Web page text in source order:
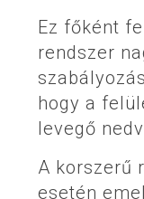
Ez főként
rendszer
hogy a
levegő
A korszerű
esetén